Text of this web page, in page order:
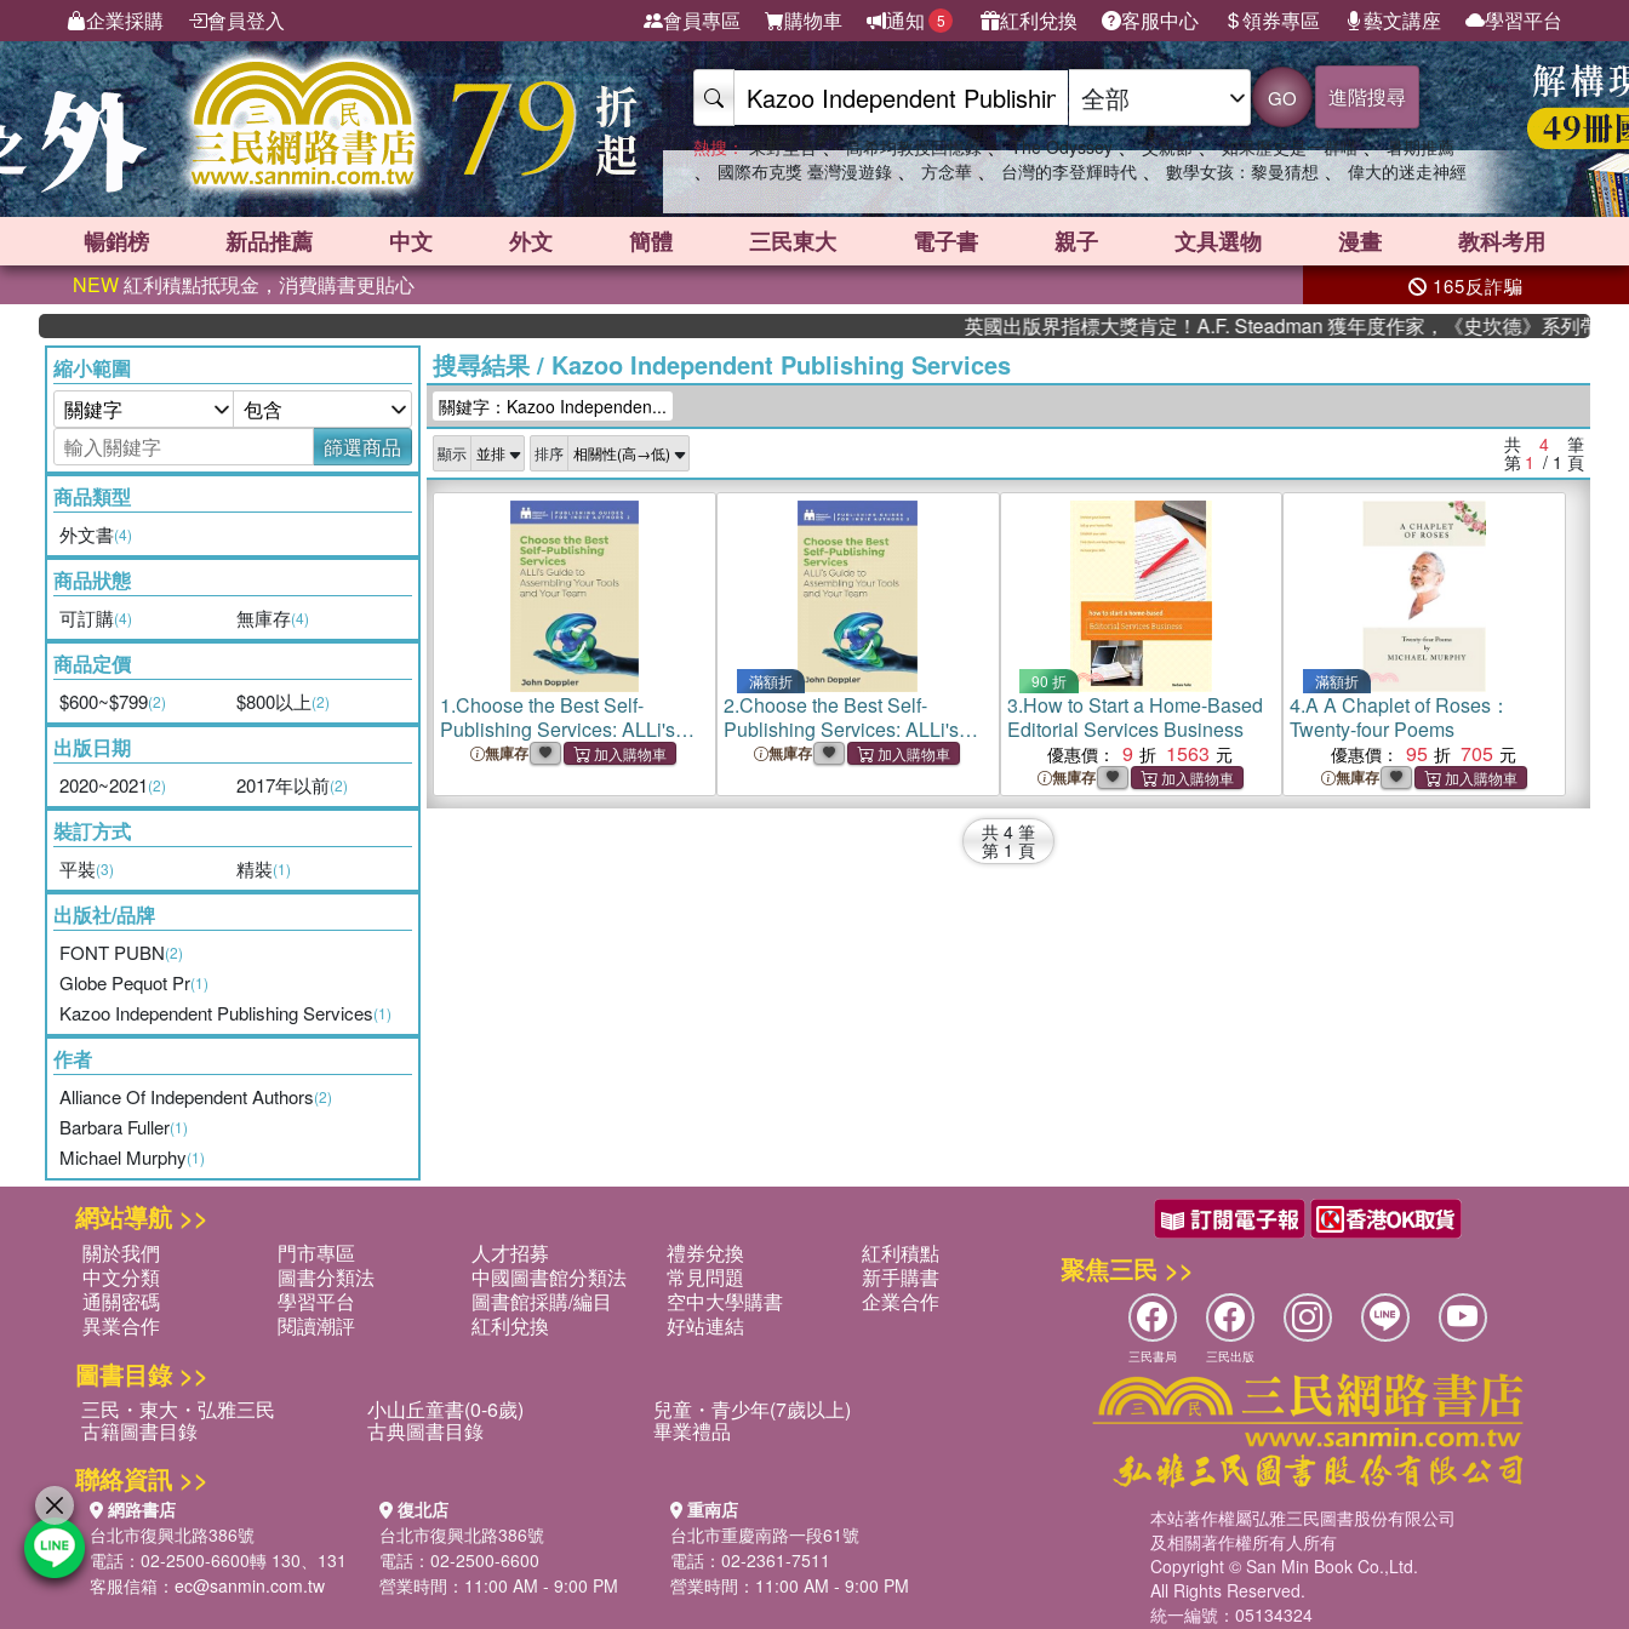
企業採購 會員登入 會員專區 購物車 通知 5 紅利兌換 客服中心 領券專區 藝文講座 學習平台
GO 進階搜尋
熱搜： 東野圭吾 、 高希均教授回憶錄 、 The Odyssey 、 父親節 、 如果歷史是一群喵 、 暑期推薦
、 國際布克獎 臺灣漫遊錄 、 方念華 、 台灣的李登輝時代 、 數學女孩：黎曼猜想 、 偉大的迷走神經
暢銷榜 新品推薦 中文 外文 簡體 三民東大 電子書 親子 文具選物 漫畫 教科考用
NEW紅利積點抵現金，消費購書更貼心 165反詐騙
英國出版界指標大獎肯定！A.F. Steadman 獲年度作家，《史坎德》系列帶你踏
縮小範圍
篩選商品
商品類型
外文書(4)
商品狀態
可訂購(4) 無庫存(4)
商品定價
$600~$799(2) $800以上(2)
出版日期
2020~2021(2) 2017年以前(2)
裝訂方式
平裝(3) 精裝(1)
出版社/品牌
FONT PUBN(2)
Globe Pequot Pr(1)
Kazoo Independent Publishing Services(1)
作者
Alliance Of Independent Authors(2)
Barbara Fuller(1)
Michael Murphy(1)
搜尋結果/ Kazoo Independent Publishing Services
關鍵字：Kazoo Independen...
顯示 排序 共 4 筆
第 1 / 1 頁
1.Choose the Best Self-
Publishing Services: ALLi's
Guide to Assembling Your
無庫存
滿額折
2.Choose the Best Self-
Publishing Services: ALLi's
Guide to Assembling Your
無庫存
90 折
3.How to Start a Home-Based
Editorial Services Business
優惠價： 9 1563
無庫存
滿額折
4.A A Chaplet of Roses：
Twenty-four Poems
優惠價： 95 705
無庫存
共 4 筆
第 1 頁
網站導航 >>
關於我們 門市專區 人才招募 禮券兌換
紅利積點
中文分類
圖書分類法 中國圖書館分類法 常見問題
新手購書
通關密碼
學習平台 圖書館採購/編目 空中大學購書
企業合作
異業合作
閱讀潮評 紅利兌換 好站連結
圖書目錄 >>
三民・東大・弘雅三民 小山丘童書(0-6歲) 兒童・青少年(7歲以上)
古籍圖書目錄 古典圖書目錄 畢業禮品
聯絡資訊 >>
網路書店
台北市復興北路386號
電話：02-2500-6600轉 130、131
客服信箱： ec@sanmin.com.tw
復北店
台北市復興北路386號
電話：02-2500-6600
營業時間：11:00 AM - 9:00 PM
重南店
台北市重慶南路一段61號
電話：02-2361-7511
營業時間：11:00 AM - 9:00 PM
聚焦三民 >>
三民書局 三民出版
本站著作權屬弘雅三民圖書股份有限公司
及相關著作權所有人所有
Copyright © San Min Book Co.,Ltd.
All Rights Reserved.
統一編號：05134324